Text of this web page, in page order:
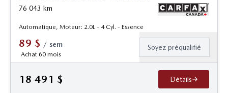
76 043 km
Automatique, Moteur: 2.0L - 4 Cyl. - Essence
89 $ / sem
Achat 60 mois
Soyez préqualifié
18 491 $ Détails